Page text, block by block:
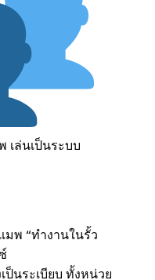
ล่นเป็นระบบ
มพ “ทำงานในรั้ว
ป็นระเบียบ ทั้งหน่วย